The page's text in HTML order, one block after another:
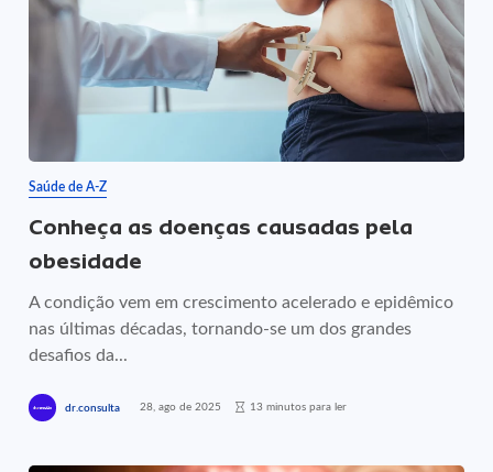
Saúde de A-Z
Conheça as doenças causadas pela
obesidade
A condição vem em crescimento acelerado e epidêmico
nas últimas décadas, tornando-se um dos grandes
desafios da...
dr.consulta 28, ago de 2025 13 minutos para ler